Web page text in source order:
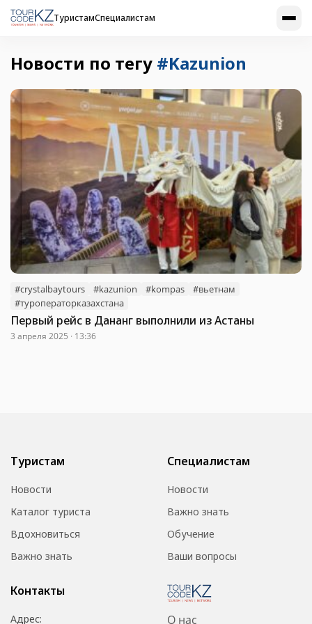
ТуристамСпециалистам
Новости по тегу #Kazunion
#crystalbaytours #kazunion #kompas
#вьетнам
#туроператорказахстана
Первый рейс в Дананг выполнили из Астаны
3 апреля 2025 · 13:36
Туристам
Новости
Каталог туриста
Вдохновиться
Важно знать
Специалистам
Новости
Важно знать
Обучение
Ваши вопросы
Контакты
Адрес:
О нас